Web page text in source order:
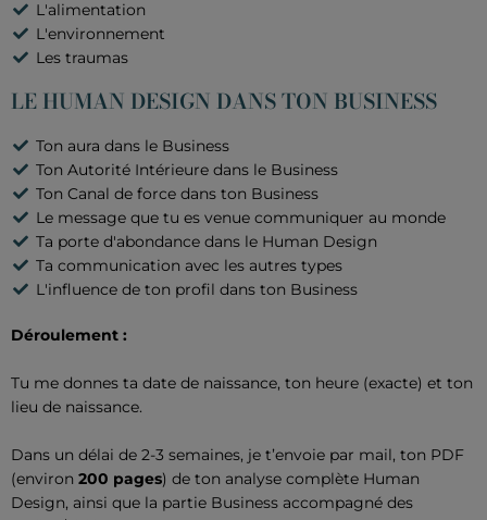
L'alimentation
L'environnement
Les traumas
LE HUMAN DESIGN DANS TON BUSINESS
Ton aura dans le Business
Ton Autorité Intérieure dans le Business
Ton Canal de force dans ton Business
Le message que tu es venue communiquer au monde
Ta porte d'abondance dans le Human Design
Ta communication avec les autres types
L'influence de ton profil dans ton Business
Déroulement :
Tu me donnes ta date de naissance, ton heure (exacte) et ton
lieu de naissance.
Dans un délai de 2-3 semaines, je t’envoie par mail, ton PDF
(environ 200 pages) de ton analyse complète Human
Design, ainsi que la partie Business accompagné des